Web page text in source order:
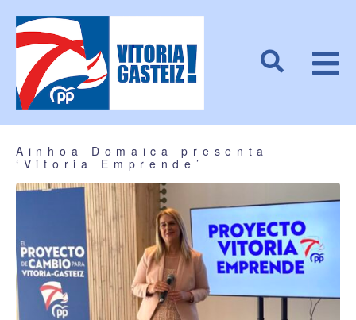
Ainhoa Domaica presenta
‘Vitoria Emprende’